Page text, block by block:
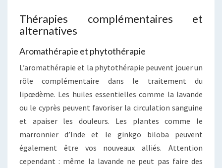
Thérapies complémentaires et
alternatives
Aromathérapie et phytothérapie
L’aromathérapie et la phytothérapie peuvent jouer un
rôle complémentaire dans le traitement du
lipœdème. Les huiles essentielles comme la lavande
ou le cyprès peuvent favoriser la circulation sanguine
et apaiser les douleurs. Les plantes comme le
marronnier d’Inde et le ginkgo biloba peuvent
également être vos nouveaux alliés. Attention
cependant : même la lavande ne peut pas faire des